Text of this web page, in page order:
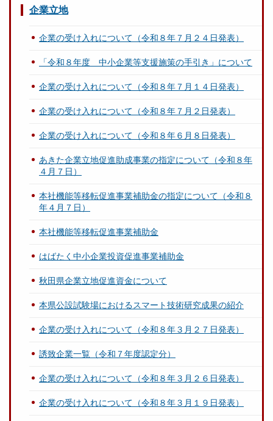
企業立地
企業の受け入れについて（令和８年７月２４日発表）
「令和８年度 中小企業等支援施策の手引き」について
企業の受け入れについて（令和８年７月１４日発表）
企業の受け入れについて（令和８年７月２日発表）
企業の受け入れについて（令和８年６月８日発表）
あきた企業立地促進助成事業の指定について（令和８年
４月７日）
本社機能等移転促進事業補助金の指定について（令和８
年４月７日）
本社機能等移転促進事業補助金
はばたく中小企業投資促進事業補助金
秋田県企業立地促進資金について
本県公設試験場におけるスマート技術研究成果の紹介
企業の受け入れについて（令和８年３月２７日発表）
誘致企業一覧（令和７年度認定分）
企業の受け入れについて（令和８年３月２６日発表）
企業の受け入れについて（令和８年３月１９日発表）